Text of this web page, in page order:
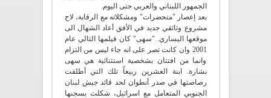
الجمهور اللبناني والعربي حتى اليوم.
بعد إعصار "متحضرات" ومشكلاته مع الرقابة، لاح
مشروع وثائقي جديد في الأفق أعاد الشهال الى
موقعها اليساري. "سهى" كان فيلمها التالي عام
2001 وان كانت تصر على انه جاء ليس من التزام
وانما من افتتان بشخصية استثنائية هي سهى
بشارة. ابنة العشرين ربيعاً تلك التي أطلقت
رصاصتها في صدر أنطوان لحد قائد جيش لبنان
الجنوبي المتعامل مع اسرائيل، شكلت بسجنها